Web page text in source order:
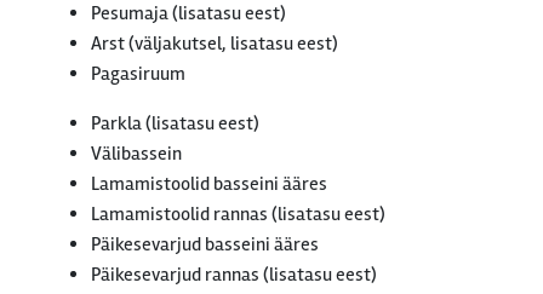
Pesumaja (lisatasu eest)
Arst (väljakutsel, lisatasu eest)
Pagasiruum
Parkla (lisatasu eest)
Välibassein
Lamamistoolid basseini ääres
Lamamistoolid rannas (lisatasu eest)
Päikesevarjud basseini ääres
Päikesevarjud rannas (lisatasu eest)